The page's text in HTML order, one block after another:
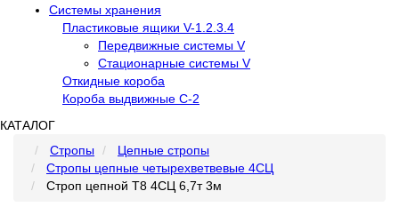
Системы хранения
Пластиковые ящики V-1.2.3.4
Передвижные системы V
Стационарные системы V
Откидные короба
Короба выдвижные С-2
КАТАЛОГ
Стропы
Цепные стропы
Стропы цепные четырехветвевые 4СЦ
Строп цепной Т8 4СЦ 6,7т 3м